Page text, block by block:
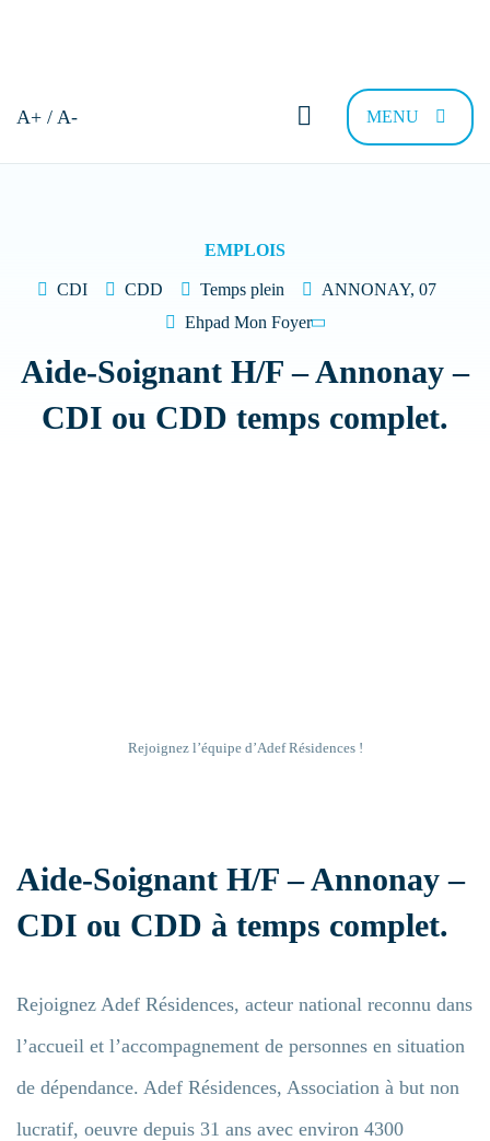
A+ / A- MENU
EMPLOIS
CDI CDD Temps plein
ANNONAY, 07
Ehpad Mon Foyer
Aide-Soignant H/F – Annonay –
CDI ou CDD temps complet.
Rejoignez l’équipe d’Adef Résidences !
Aide-Soignant H/F – Annonay –
CDI ou CDD à temps complet.
Rejoignez Adef Résidences, acteur national reconnu dans
l’accueil et l’accompagnement de personnes en situation
de dépendance. Adef Résidences, Association à but non
lucratif, oeuvre depuis 31 ans avec environ 4300
Bonjour et bienvenue !
Comment pouvons-nous vous
Quel type de Résidence recherchez-vous
?